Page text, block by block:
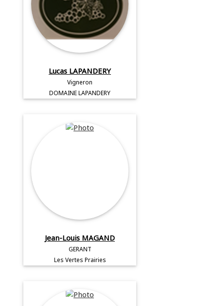
Lucas LAPANDERY
Vigneron
DOMAINE LAPANDERY
Jean-Louis MAGAND
GERANT
Les Vertes Prairies